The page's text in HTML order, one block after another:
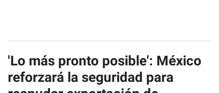
'Lo más pronto posible': México
reforzará la seguridad para